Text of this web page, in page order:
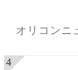
オリコンニ